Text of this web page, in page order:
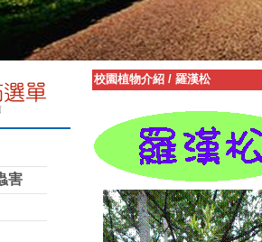
害
校園植物介紹 / 羅漢松